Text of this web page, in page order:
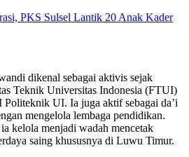
PKS Sulsel Lantik 20 Anak Kader
dikenal sebagai aktivis sejak
Teknik Universitas Indonesia (FTUI)
UI. Ia juga aktif sebagai da’i
mengelola lembaga pendidikan.
kelola menjadi wadah mencetak
saing khususnya di Luwu Timur.